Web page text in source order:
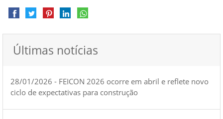
Últimas notícias
28/01/2026 - FEICON 2026 ocorre em abril e reflete novo
ciclo de expectativas para construção